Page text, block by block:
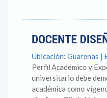
DOCENTE
Ubicación: Guarenas |
Perfil Académico y
universitario debe
académica como